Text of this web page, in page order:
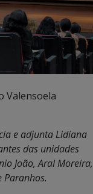
Valensoela
e adjunta Lidiana
das unidades
João, Aral Moreira,
Paranhos.